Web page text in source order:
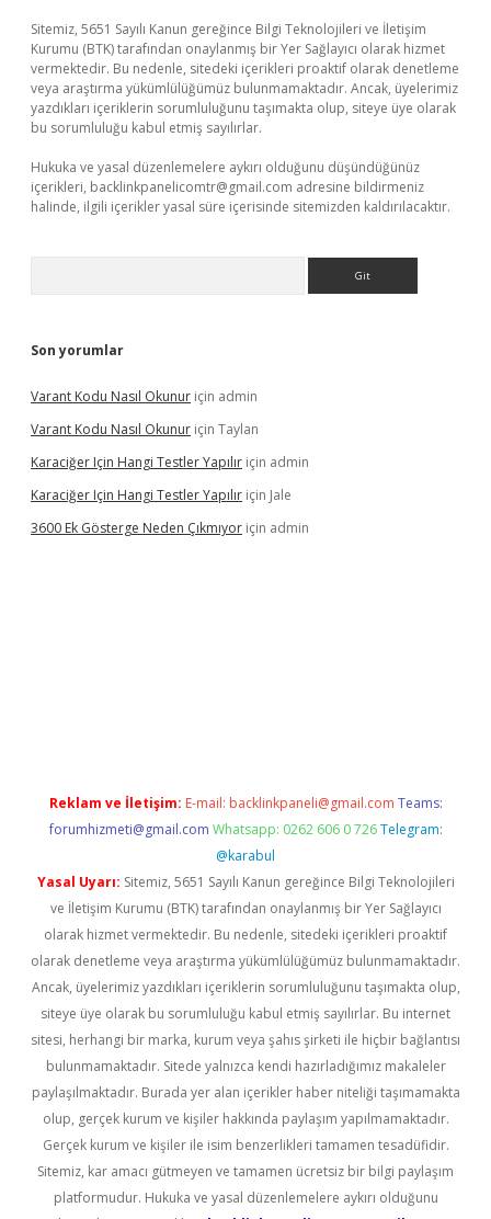
Sitemiz, 5651 Sayılı Kanun gereğince Bilgi Teknolojileri ve İletişim
Kurumu (BTK) tarafından onaylanmış bir Yer Sağlayıcı olarak hizmet
vermektedir. Bu nedenle, sitedeki içerikleri proaktif olarak denetleme
veya araştırma yükümlülüğümüz bulunmamaktadır. Ancak, üyelerimiz
yazdıkları içeriklerin sorumluluğunu taşımakta olup, siteye üye olarak
bu sorumluluğu kabul etmiş sayılırlar.
Hukuka ve yasal düzenlemelere aykırı olduğunu düşündüğünüz
içerikleri, backlinkpanelicomtr@gmail.com adresine bildirmeniz
halinde, ilgili içerikler yasal süre içerisinde sitemizden kaldırılacaktır.
Son yorumlar
Varant Kodu Nasıl Okunur için admin
Varant Kodu Nasıl Okunur için Taylan
Karaciğer Için Hangi Testler Yapılır için admin
Karaciğer Için Hangi Testler Yapılır için Jale
3600 Ek Gösterge Neden Çıkmıyor için admin
Reklam ve İletişim: E-mail: backlinkpaneli@gmail.com Teams:
forumhizmeti@gmail.com Whatsapp: 0262 606 0 726 Telegram:
@karabul
Yasal Uyarı: Sitemiz, 5651 Sayılı Kanun gereğince Bilgi Teknolojileri
ve İletişim Kurumu (BTK) tarafından onaylanmış bir Yer Sağlayıcı
olarak hizmet vermektedir. Bu nedenle, sitedeki içerikleri proaktif
olarak denetleme veya araştırma yükümlülüğümüz bulunmamaktadır.
Ancak, üyelerimiz yazdıkları içeriklerin sorumluluğunu taşımakta olup,
siteye üye olarak bu sorumluluğu kabul etmiş sayılırlar. Bu internet
sitesi, herhangi bir marka, kurum veya şahıs şirketi ile hiçbir bağlantısı
bulunmamaktadır. Sitede yalnızca kendi hazırladığımız makaleler
paylaşılmaktadır. Burada yer alan içerikler haber niteliği taşımamakta
olup, gerçek kurum ve kişiler hakkında paylaşım yapılmamaktadır.
Gerçek kurum ve kişiler ile isim benzerlikleri tamamen tesadüfidir.
Sitemiz, kar amacı gütmeyen ve tamamen ücretsiz bir bilgi paylaşım
platformudur. Hukuka ve yasal düzenlemelere aykırı olduğunu